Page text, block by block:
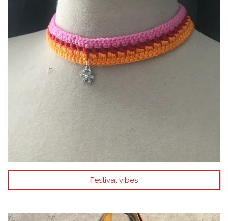
Festival vibes